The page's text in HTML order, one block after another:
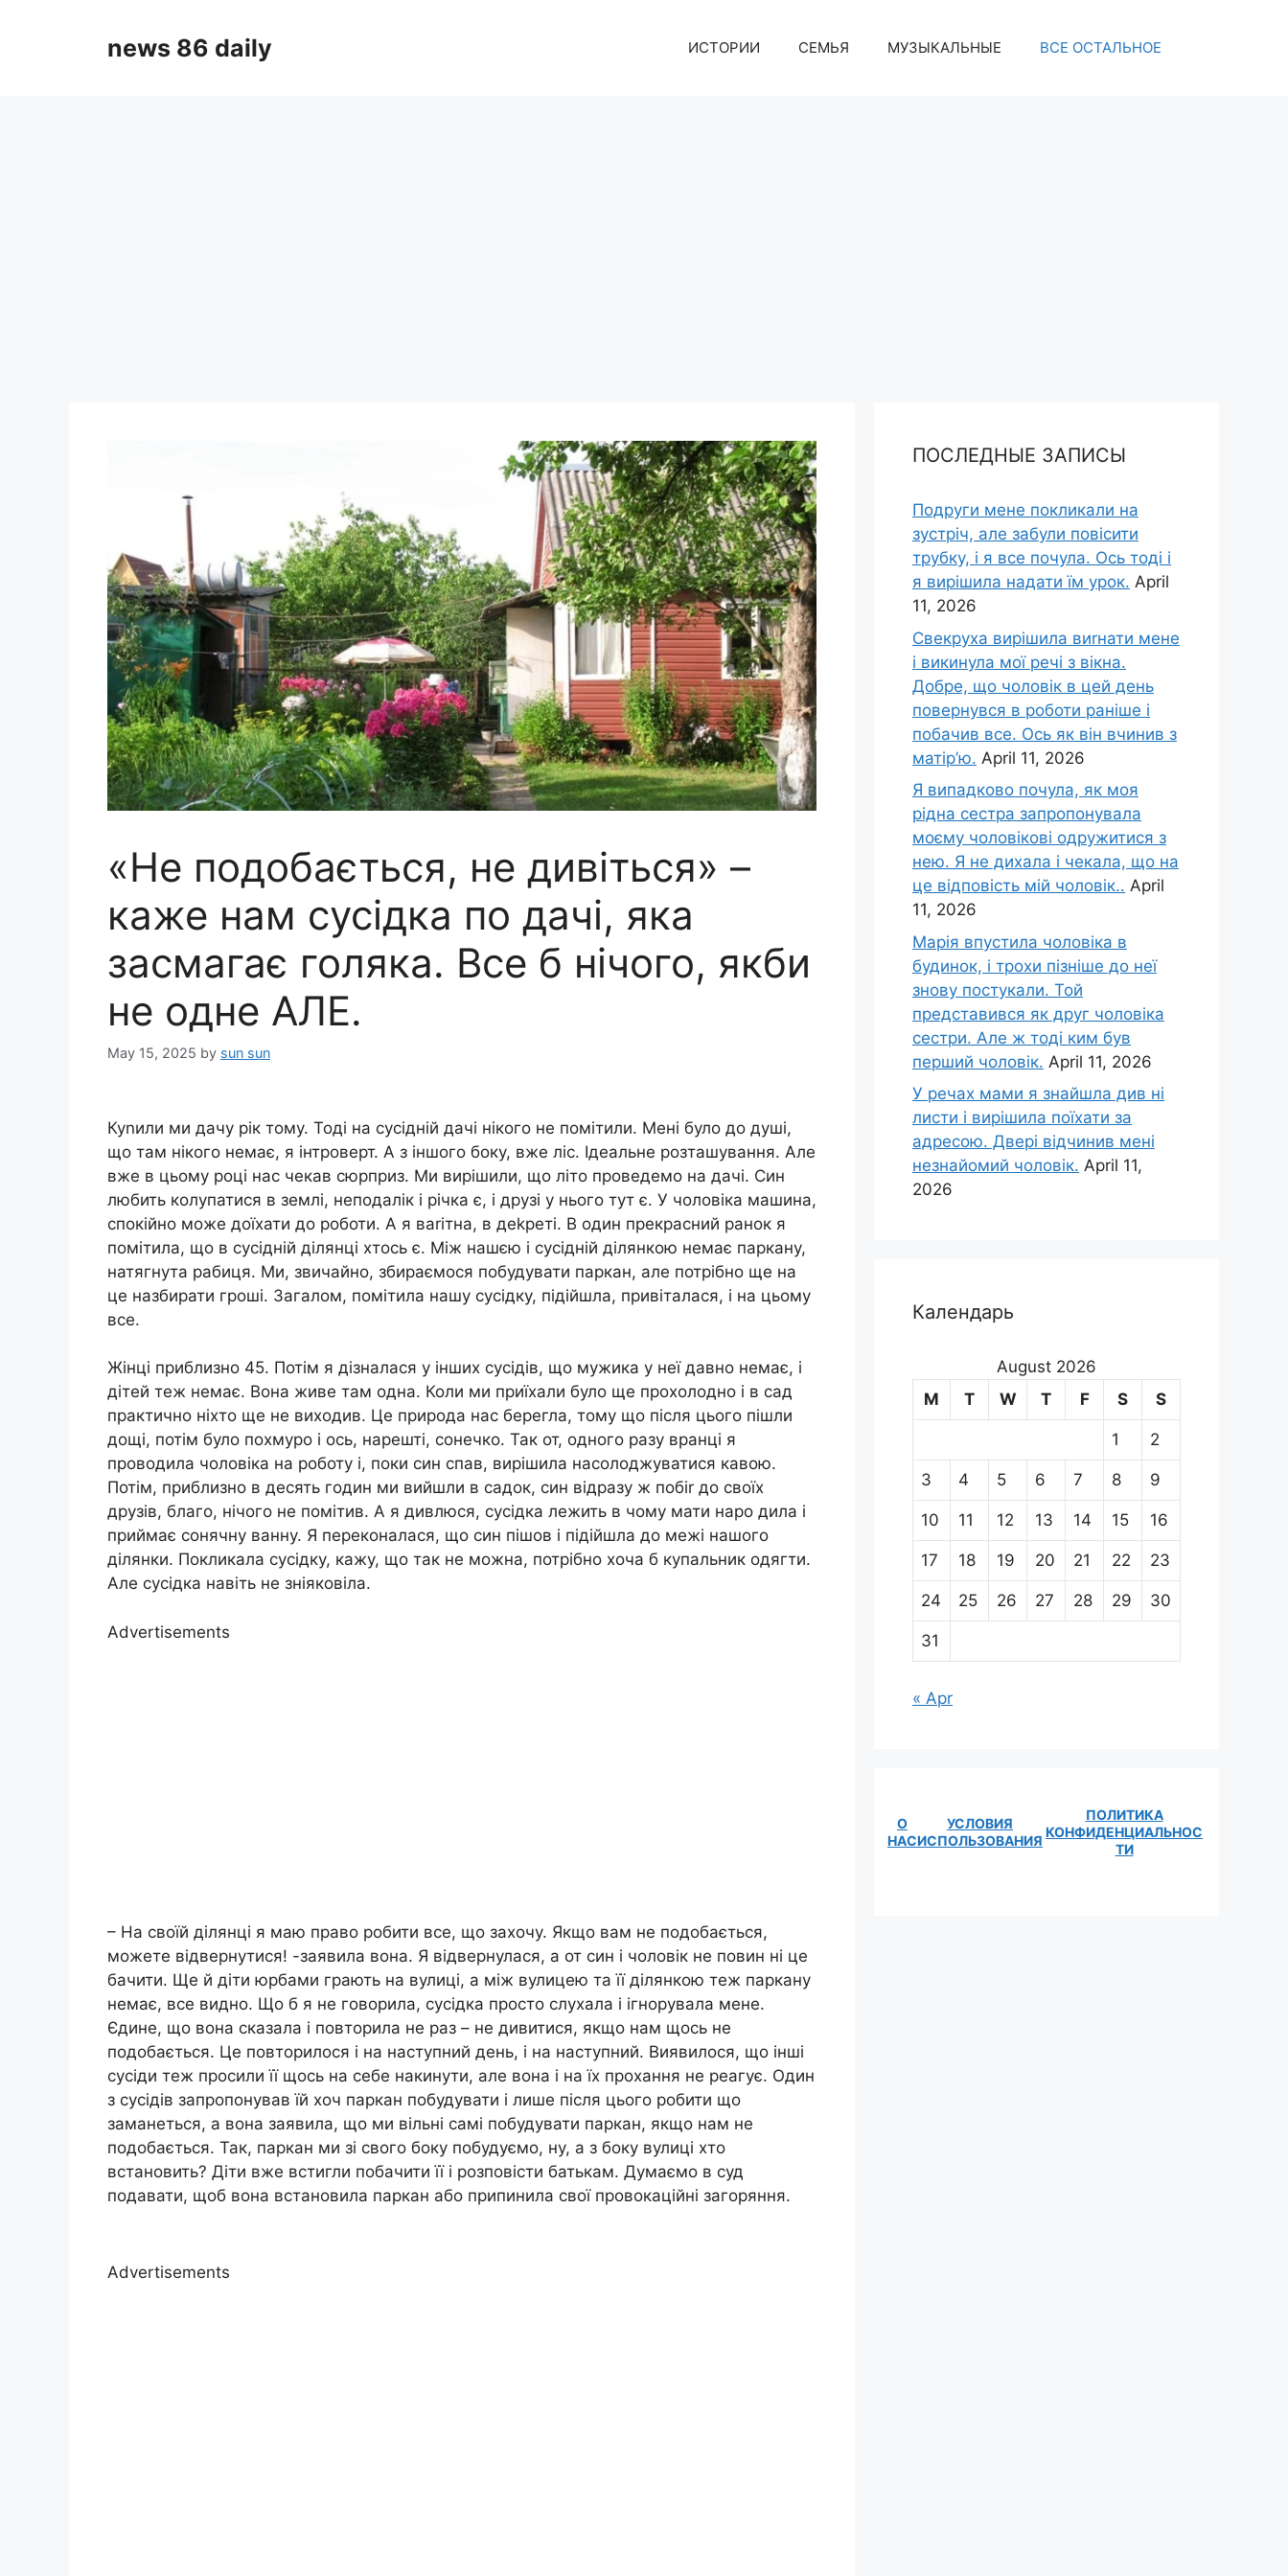
news 86 daily ИСТОРИИ СЕМЬЯ МУЗЫКАЛЬНЫЕ ВСЕ ОСТАЛЬНОЕ
«Не подобається, не дивіться» –
каже нам сусідка по дачі, яка
засмагає голяка. Все б нічого, якби
не одне АЛЕ.
May 15, 2025 by sun sun
Куnили ми дачу рік тому. Тоді на сусідній дачі нікого не помітили. Мені було до душі,
що там нікого немає, я інтроверт. А з іншого боку, вже ліс. Ідеальне розташування. Але
вже в цьому році нас чекав сюрприз. Ми вирішили, що літо проведемо на дачі. Син
любить колупатися в землі, неподалік і річка є, і друзі у нього тут є. У чоловіка машина,
спокійно може доїхати до роботи. А я ваrітна, в деkреті. В один прекрасний ранок я
помітила, що в сусідній ділянці хтось є. Між нашєю і сусідній ділянкою немає паркану,
натягнута рабиця. Ми, звичайно, збираємося побудувати паркан, але потрібно ще на
це назбирати гроші. Загалом, помітила нашу сусідку, підійшла, привіталася, і на цьому
все.
Жінці приблизно 45. Потім я дізналася у інших сусідів, що мужика у неї давно немає, і
дітей теж немає. Вона живе там одна. Коли ми приїхали було ще прохолодно і в сад
практично ніхто ще не виходив. Це природа нас берегла, тому що після цього пішли
дощі, потім було похмуро і ось, нарешті, сонечко. Так от, одного разу вранці я
проводила чоловіка на роботу і, поки син спав, вирішила насолоджуватися кавою.
Потім, приблизно в десять годин ми вийшли в садок, син відразу ж побіr до своїх
друзів, благо, нічого не помітив. А я дивлюся, сусідка лежить в чому мати наро дила і
приймає сонячну ванну. Я переконалася, що син пішов і підійшла до межі нашого
ділянки. Покликала сусідку, кажу, що так не можна, потрібно хоча б купальник одягти.
Але сусідка навіть не зніяковіла.
Advertisements
– На своїй ділянці я маю право робити все, що захочу. Якщо вам не подобається,
можете відвернутися! -заявила вона. Я відвернулася, а от син і чоловік не повин ні це
бачити. Ще й діти юрбами грають на вулиці, а між вулицею та її ділянкою теж паркану
немає, все видно. Що б я не говорила, сусідка просто слухала і ігнорувала мене.
Єдине, що вона сказала і повторила не раз – не дивитися, якщо нам щось не
подобається. Це повторилося і на наступний день, і на наступний. Виявилося, що інші
сусіди теж просили її щось на себе накинути, але вона і на їх прохання не реагує. Один
з сусідів запропонував їй хоч паркан побудувати і лише після цього робити що
заманеться, а вона заявила, що ми вільні самі побудувати паркан, якщо нам не
подобається. Так, паркан ми зі свого боку побудуємо, ну, а з боку вулиці хто
встановить? Діти вже встигли побачити її і розповісти батькам. Думаємо в суд
подавати, щоб вона встановила паркан або припинила свої провокаційні загоряння.
Advertisements
ПОСЛЕДНЫЕ ЗАПИСЫ
Подруги мене покликали на
зустріч, але забули повісити
трубку, і я все почула. Ось тоді і
я вирішила надати їм урок. April
11, 2026
Свекруха вирішила виrнати мене
і викинула мої речі з вікна.
Добре, що чоловік в цей день
повернувся в роботи раніше і
побачив все. Ось як він вчинив з
матір’ю. April 11, 2026
Я випадково почула, як моя
рідна сестра запропонувала
моєму чоловікові одружитися з
нею. Я не дихала і чекала, що на
це відповість мій чоловік.. April
11, 2026
Марія впустила чоловіка в
будинок, і трохи пізніше до неї
знову постукали. Той
представився як друг чоловіка
сестри. Але ж тоді ким був
перший чоловік. April 11, 2026
У речах мами я знайшла див ні
листи і вирішила поїхати за
адресою. Двері відчинив мені
незнайомий чоловік. April 11,
2026
Календарь
August 2026
M
T W T F S S
1 2
3 4 5 6 7 8 9
10 11 12 13 14 15 16
17 18 19 20 21 22 23
24 25 26 27 28 29 30
31
« Apr
О
НАС
УСЛОВИЯ
ИСПОЛЬЗОВАНИЯ
ПОЛИТИКА
КОНФИДЕНЦИАЛЬНОС
ТИ